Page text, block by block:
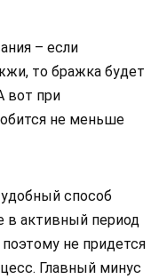
– если
то бражка будет
вот при
не меньше
способ
в активный период
не придется
Главный минус